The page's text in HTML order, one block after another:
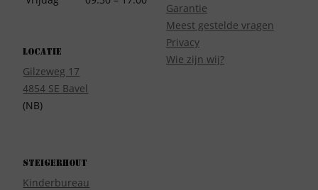
Locatie
Gilzeweg 17
4854 SE Bavel
(NB)
Garantie
Meest gestelde vragen
Privacy
Wie zijn wij?
Steigerhout
Kinderbureau